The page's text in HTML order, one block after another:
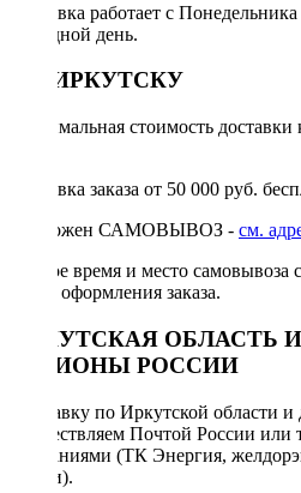
Доставка работает с
выходной день.
ПО ИРКУТСКУ
Минимальная стоимость
Доставка заказа от 50 000 руб.
Возможен САМОВЫВОЗ - см.
Точное время и место самовывоза
после оформления заказа.
ИРКУТСКАЯ ОБЛАСТЬ
РЕГИОНЫ РОССИИ
Отправку по Иркутской области
осуществляем Почтой России
компаниями (ТК Энергия,
линии).